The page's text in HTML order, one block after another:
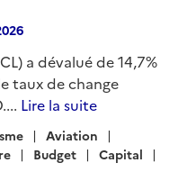
a dévalué de 14,7%
taux de change
Lire la suite
Aviation
Budget
Capital